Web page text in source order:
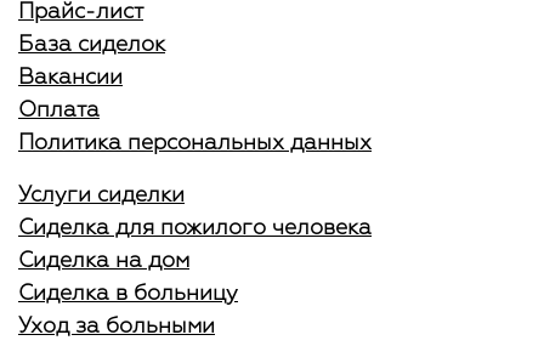
Прайс-лист
База сиделок
Вакансии
Оплата
Политика персональных данных
Услуги сиделки
Сиделка для пожилого человека
Сиделка на дом
Сиделка в больницу
Уход за больными